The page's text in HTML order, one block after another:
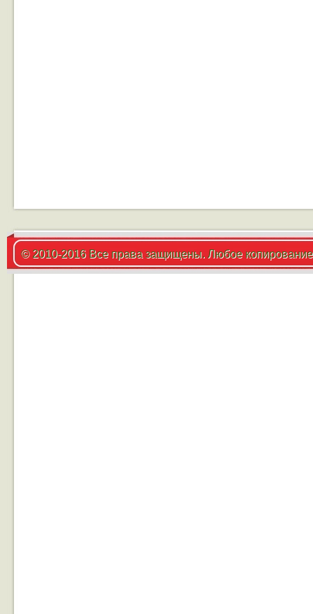
© 2010-2016 Все права защищены. Любое